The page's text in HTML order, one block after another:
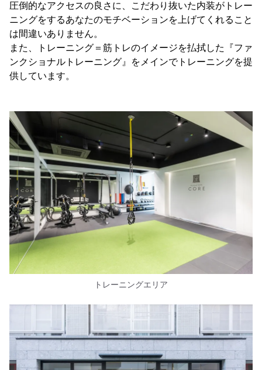
圧倒的なアクセスの良さに、こだわり抜いた内装がトレー
ニングをするあなたのモチベーションを上げてくれること
は間違いありません。
また、トレーニング＝筋トレのイメージを払拭した『ファ
ンクショナルトレーニング』をメインでトレーニングを提
供しています。
トレーニングエリア